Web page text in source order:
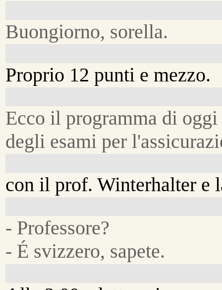
Buongiorno, sorella.
Proprio 12 punti e mezzo.
Ecco il programma di
degli esami per
con il prof. Winterhalter e
- Professore?
- É svizzero, sapete.